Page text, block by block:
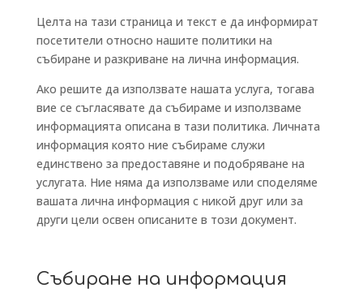
Целта на тази страница и текст е да информират
посетители относно нашите политики на
събиране и разкриване на лична информация.
Ако решите да използвате нашата услуга, тогава
вие се съгласявате да събираме и използваме
информацията описана в тази политика. Личната
информация която ние събираме служи
единствено за предоставяне и подобряване на
услугата. Ние няма да използваме или споделяме
вашата лична информация с никой друг или за
други цели освен описаните в този документ.
Събиране на информация